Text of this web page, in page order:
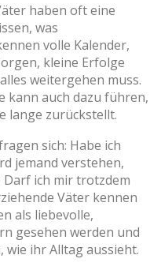
haben oft eine
was
volle Kalender,
kleine Erfolge
weitergehen muss.
kann auch dazu führen,
lange zurückstellt.
sich: Habe ich
jemand verstehen,
Darf ich mir trotzdem
Väter kennen
als liebevolle,
gesehen werden und
wie ihr Alltag aussieht.